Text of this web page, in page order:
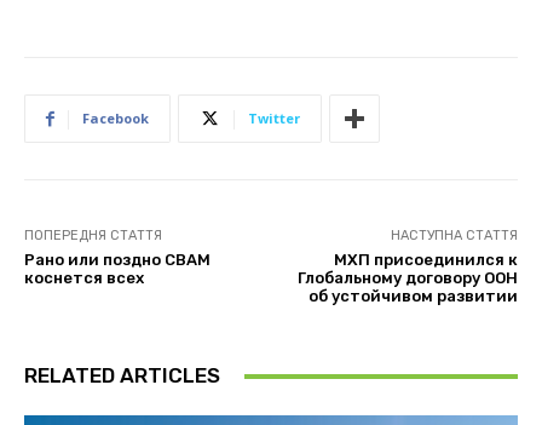
Facebook Twitter
ПОПЕРЕДНЯ СТАТТЯ
Рано или поздно СВАМ
коснется всех
НАСТУПНА СТАТТЯ
МХП присоединился к
Глобальному договору ООН
об устойчивом развитии
RELATED ARTICLES